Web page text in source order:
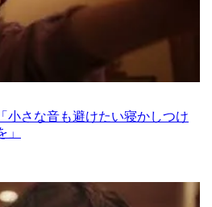
小さな音も避けたい寝かしつけ